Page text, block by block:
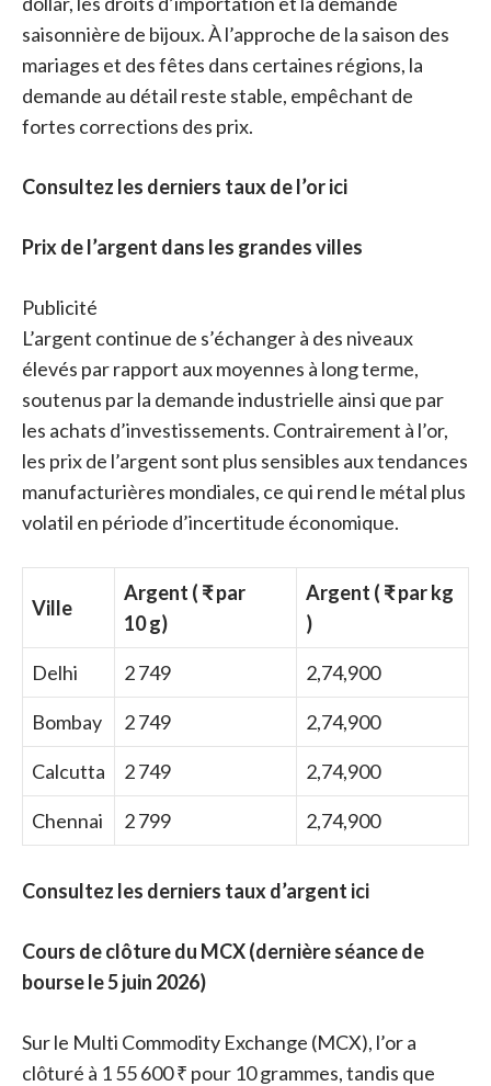
saisonnière de bijoux. À l’approche de la saison des
mariages et des fêtes dans certaines régions, la
demande au détail reste stable, empêchant de
fortes corrections des prix.
Consultez les derniers taux de l’or ici
Prix ​​de l’argent dans les grandes villes
Publicité
L’argent continue de s’échanger à des niveaux
élevés par rapport aux moyennes à long terme,
soutenus par la demande industrielle ainsi que par
les achats d’investissements. Contrairement à l’or,
les prix de l’argent sont plus sensibles aux tendances
manufacturières mondiales, ce qui rend le métal plus
volatil en période d’incertitude économique.
Ville
Argent ( ₹ par
10 g)
Argent ( ₹ par kg
)
Delhi 2 749 2,74,900
Bombay 2 749 2,74,900
Calcutta 2 749 2,74,900
Chennai 2 799 2,74,900
Consultez les derniers taux d’argent ici
Cours de clôture du MCX (dernière séance de
bourse le 5 juin 2026)
Sur le Multi Commodity Exchange (MCX), l’or a
clôturé à 1 55 600 ₹ pour 10 grammes, tandis que